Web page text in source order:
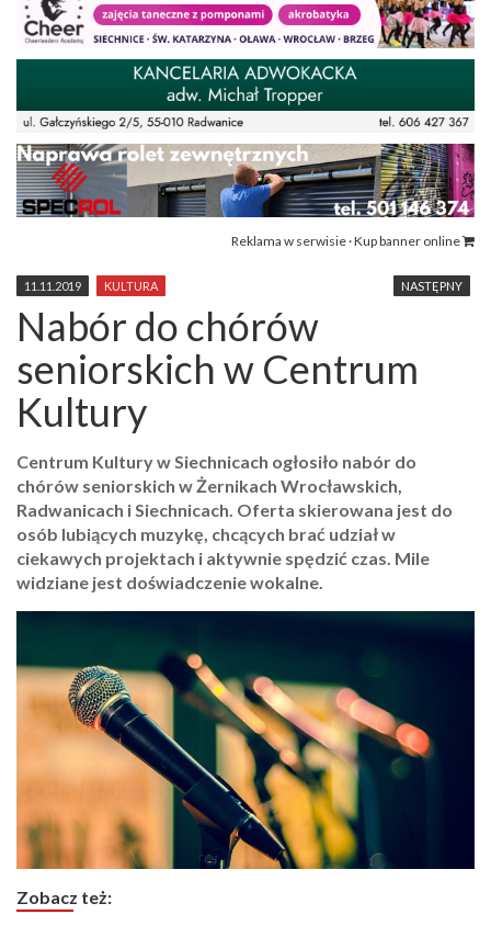
Reklama w serwisie · Kup banner online
NASTĘPNY
11.11.2019 KULTURA
Nabór do chórów
seniorskich w Centrum
Kultury
Centrum Kultury w Siechnicach ogłosiło nabór do
chórów seniorskich w Żernikach Wrocławskich,
Radwanicach i Siechnicach. Oferta skierowana jest do
osób lubiących muzykę, chcących brać udział w
ciekawych projektach i aktywnie spędzić czas. Mile
widziane jest doświadczenie wokalne.
Zobacz też: